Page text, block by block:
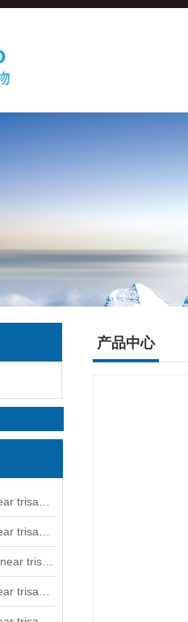
产品中心